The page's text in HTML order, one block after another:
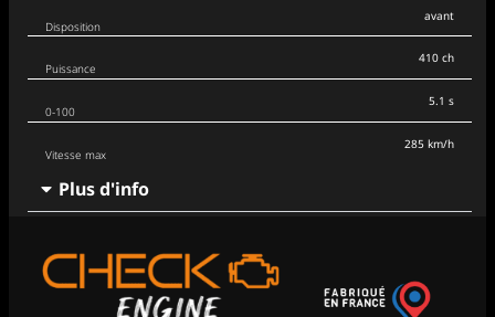
Disposition
avant
Puissance
0-100
Vitesse max
410 ch
5.1 s
285 km/h
Plus d'info